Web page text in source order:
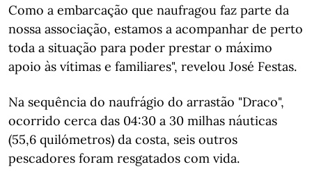
Como a embarcação que naufragou faz parte da
nossa associação, estamos a acompanhar de perto
toda a situação para poder prestar o máximo
apoio às vítimas e familiares", revelou José Festas.
Na sequência do naufrágio do arrastão "Draco",
ocorrido cerca das 04:30 a 30 milhas náuticas
(55,6 quilómetros) da costa, seis outros
pescadores foram resgatados com vida.